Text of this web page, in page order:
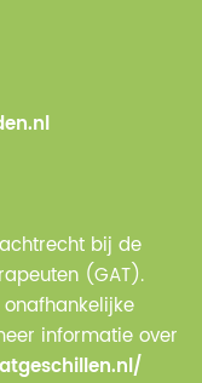
bij de
(GAT).
informatie over